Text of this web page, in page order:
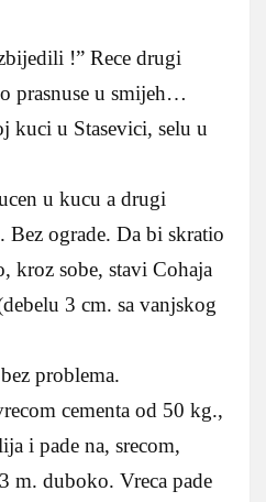
!” Rece drugi
prasnuse u smijeh…
kuci u Stasevici, selu u
u kucu a drugi
ograde. Da bi skratio
kroz sobe, stavi Cohaja
3 cm. sa vanjskog
problema.
cementa od 50 kg.,
i pade na, srecom,
m. duboko. Vreca pade